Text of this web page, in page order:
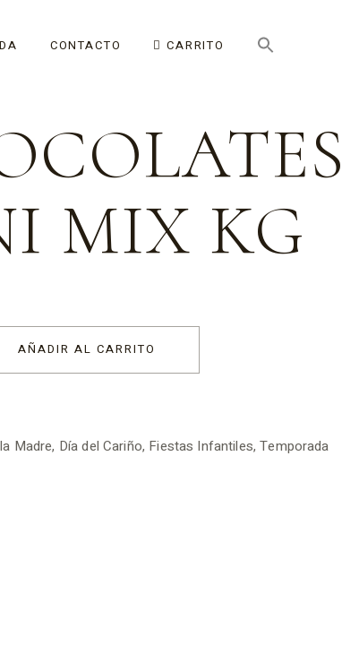
CONTACTO CARRITO
MIX KG
AÑADIR AL CARRITO
Madre, Día del Cariño, Fiestas Infantiles,Temporada